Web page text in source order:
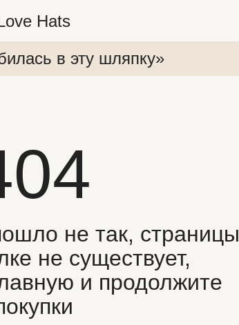
Hats
в эту шляпку»
не так, страницы
не существует,
и продолжите